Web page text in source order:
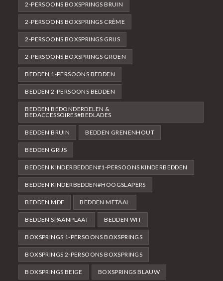
2-PERSOONS BOXSPRINGS BRUIN
2-PERSOONS BOXSPRINGS CRÈME
2-PERSOONS BOXSPRINGS GRIJS
2-PERSOONS BOXSPRINGS GROEN
BEDDEN 1-PERSOONS BEDDEN
BEDDEN 2-PERSOONS BEDDEN
BEDDEN BEDONDERDELEN &
BEDACCESSOIRES#BEDLADES
BEDDEN BRUIN BEDDEN GRENENHOUT
BEDDEN GRIJS
BEDDEN KINDERBEDDEN#1-PERSOONS KINDERBEDDEN
BEDDEN KINDERBEDDEN#HOOGSLAPERS
BEDDEN MDF BEDDEN METAAL
BEDDEN SPAANPLAAT BEDDEN WIT
BOXSPRINGS 1-PERSOONS BOXSPRINGS
BOXSPRINGS 2-PERSOONS BOXSPRINGS
BOXSPRINGS BEIGE BOXSPRINGS BLAUW